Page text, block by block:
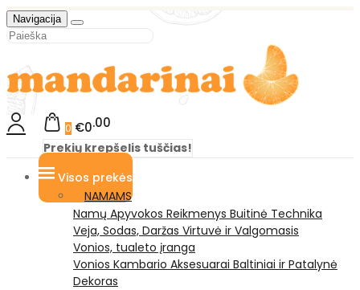
Navigacija
0 €0 00
Prekių krepšelis tuščias!
Visos prekės
NAMAMS
Namų Apyvokos Reikmenys Buitinė Technika
Veja, Sodas, Daržas Virtuvė ir Valgomasis
Vonios, tualeto įranga
Vonios Kambario Aksesuarai Baltiniai ir Patalynė
Dekoras